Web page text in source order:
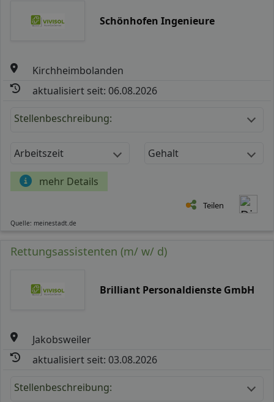
Schönhofen Ingenieure
Kirchheimbolanden
aktualisiert seit: 06.08.2026
Stellenbeschreibung:
Arbeitszeit Gehalt
mehr Details
Teilen
Quelle: meinestadt.de
Rettungsassistenten (m/ w/ d)
Brilliant Personaldienste GmbH
Jakobsweiler
aktualisiert seit: 03.08.2026
Stellenbeschreibung: